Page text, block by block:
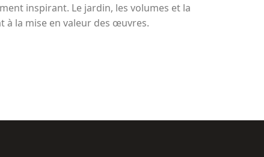
inspirant. Le jardin, les volumes et la
la mise en valeur des œuvres.